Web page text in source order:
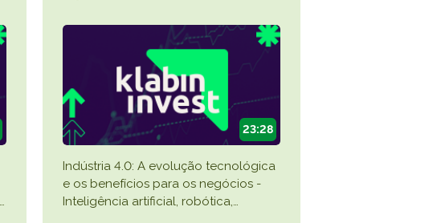
…
23:28
Indústria 4.0: A evolução tecnológica
e os benefícios para os negócios -
Inteligência artificial, robótica,…